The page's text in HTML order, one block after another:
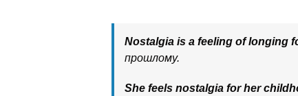
Nostalgia is a feeling of longing
прошлому.
She feels nostalgia for her